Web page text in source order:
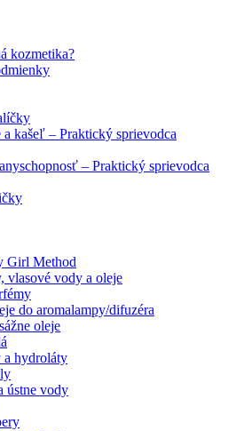
kozmetika?
a kašeľ – Praktický sprievodca
– Praktický sprievodca
Girl Method
vlasové vody a oleje
do aromalampy/difuzéra
oleje
hydroláty
ústne vody